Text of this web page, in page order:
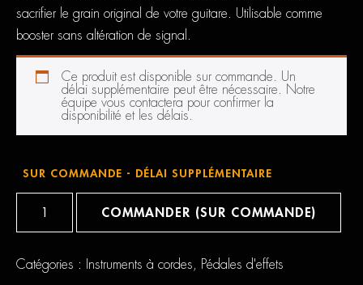
sacrifier le grain original de votre guitare. Utilisable comme
booster sans altération de signal.
Ce produit est disponible sur commande. Un
délai supplémentaire peut être nécessaire. Notre
équipe vous contactera pour confirmer la
disponibilité et les délais.
SUR COMMANDE - DÉLAI SUPPLÉMENTAIRE
Overdrive
COMMANDER (SUR COMMANDE)
Catégories : Instruments à cordes, Pédales d'effets